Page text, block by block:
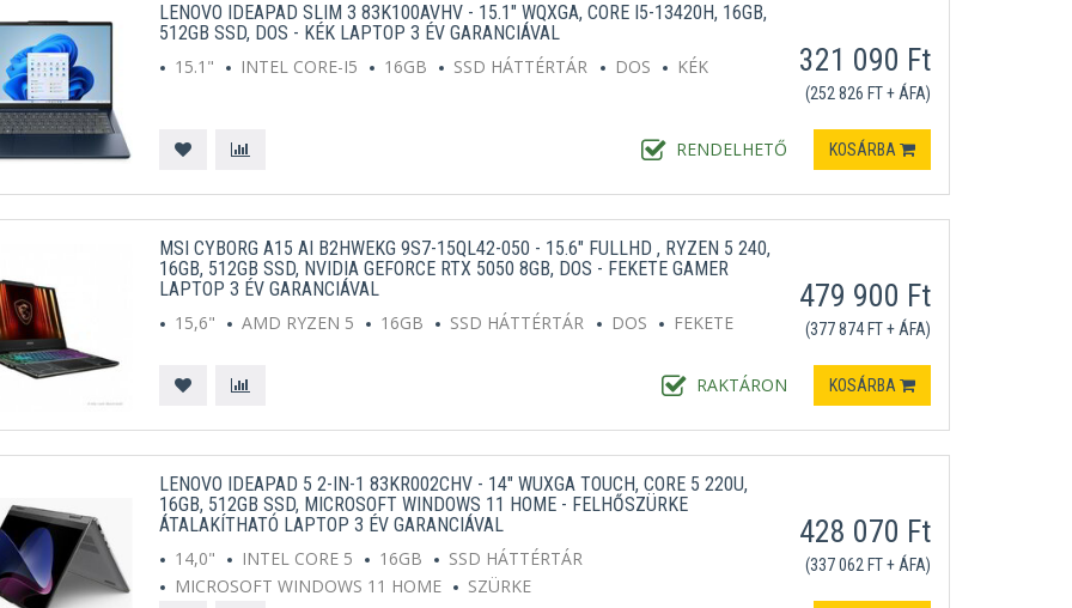
LENOVO IDEAPAD SLIM 3 83K100AVHV - 15.1" WQXGA, CORE I5-13420H, 16GB,
512GB SSD, DOS - KÉK LAPTOP 3 ÉV GARANCIÁVAL
15.1"
INTEL CORE-I5 16GB SSD HÁTTÉRTÁR DOS KÉK
RENDELHETŐ
321 090 Ft
(252 826 FT + ÁFA)
KOSÁRBA
MSI CYBORG A15 AI B2HWEKG 9S7-15QL42-050 - 15.6" FULLHD , RYZEN 5 240,
16GB, 512GB SSD, NVIDIA GEFORCE RTX 5050 8GB, DOS - FEKETE GAMER
LAPTOP 3 ÉV GARANCIÁVAL
15,6"
AMD RYZEN 5 16GB SSD HÁTTÉRTÁR DOS FEKETE
RAKTÁRON
479 900 Ft
(377 874 FT + ÁFA)
KOSÁRBA
LENOVO IDEAPAD 5 2-IN-1 83KR002CHV - 14" WUXGA TOUCH, CORE 5 220U,
16GB, 512GB SSD, MICROSOFT WINDOWS 11 HOME - FELHŐSZÜRKE
ÁTALAKÍTHATÓ LAPTOP 3 ÉV GARANCIÁVAL
14,0"
INTEL CORE 5 16GB
SSD HÁTTÉRTÁR
MICROSOFT WINDOWS 11 HOME
SZÜRKE
428 070 Ft
(337 062 FT + ÁFA)